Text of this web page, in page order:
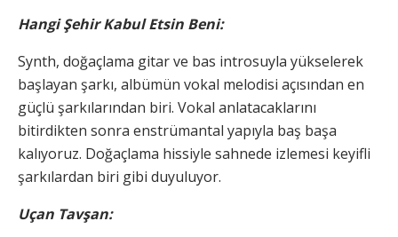
Hangi Şehir Kabul Etsin Beni:
Synth, doğaçlama gitar ve bas introsuyla yükselerek
başlayan şarkı, albümün vokal melodisi açısından en
güçlü şarkılarından biri. Vokal anlatacaklarını
bitirdikten sonra enstrümantal yapıyla baş başa
kalıyoruz. Doğaçlama hissiyle sahnede izlemesi keyifli
şarkılardan biri gibi duyuluyor.
Uçan Tavşan: